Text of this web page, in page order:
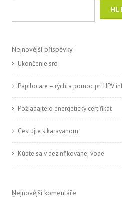
Nejnovější příspěvky
Ukončenie sro
Papilocare – rýchla pomoc pri HPV
Požiadajte o energetický certifikát
Cestujte s karavanom
Kúpte sa v dezinfikovanej vode
Nejnovější komentáře